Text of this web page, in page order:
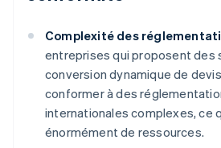
Complexité des
entreprises qui proposent des
conversion dynamique de
conformer à des
internationales complexes, ce
énormément de ressources.